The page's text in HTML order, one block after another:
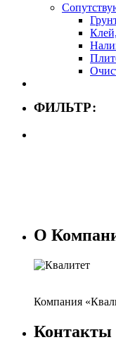
ФИЛЬТР:
О
Компания
Контакты